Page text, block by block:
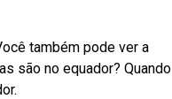
também pode ver a
são no equador? Quando